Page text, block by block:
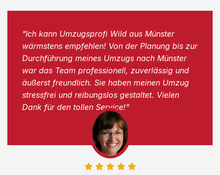
"Ich kann Umzugsprofi Wild aus Münster
wärmstens empfehlen! Von der Planung bis zur
Durchführung meines Umzugs nach Münster
war das Team professionell, zuverlässig und
äußerst freundlich. Sie haben meinen Umzug
stressfrei und reibungslos gestaltet. Vielen
Dank für den tollen Service!"